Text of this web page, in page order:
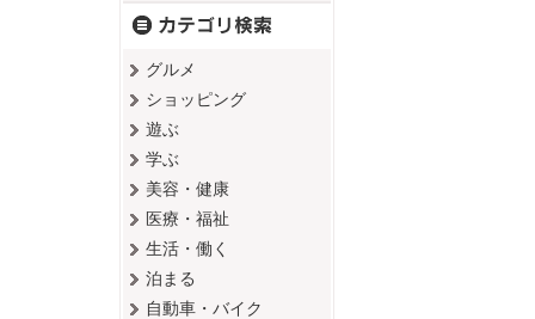
グルメ
ショッピング
遊ぶ
学ぶ
美容・健康
医療・福祉
生活・働く
泊まる
自動車・バイク